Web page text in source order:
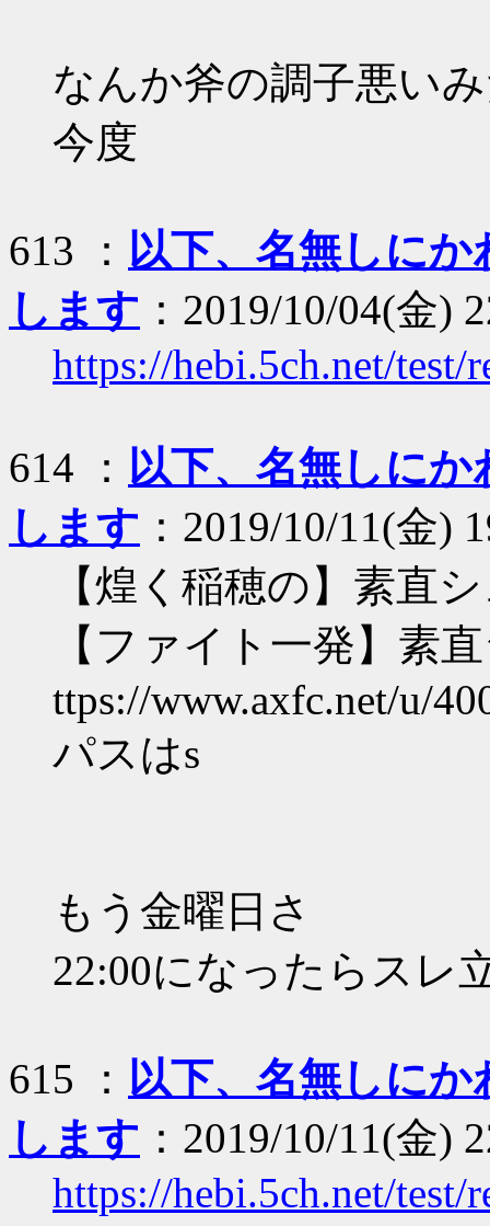
なんか斧の調子悪い
今度
613 ： 以下、名無しに
します ：2019/10/04(金)
https://hebi.5ch.net/test/
614 ： 以下、名無しに
します ：2019/10/11(金)
【煌く稲穂の】素直
【ファイト一発】素
ttps://www.axfc.net/u/
パスはs
もう金曜日さ
22:00になったらスレ
615 ： 以下、名無しに
します ：2019/10/11(金)
https://hebi.5ch.net/test/